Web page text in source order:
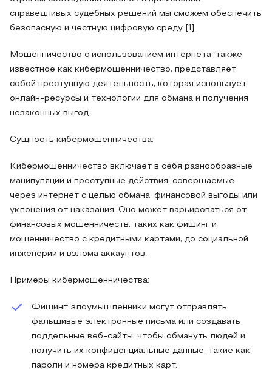
справедливых судебных решений мы сможем обеспечить
безопасную и честную цифровую среду [1].
Мошенничество с использованием интернета, также
известное как кибермошенничество, представляет
собой преступную деятельность, которая использует
онлайн-ресурсы и технологии для обмана и получения
незаконных выгод.
Сущность кибермошенничества:
Кибермошенничество включает в себя разнообразные
манипуляции и преступные действия, совершаемые
через интернет с целью обмана, финансовой выгоды или
уклонения от наказания. Оно может варьироваться от
финансовых мошенничеств, таких как фишинг и
мошенничество с кредитными картами, до социальной
инженерии и взлома аккаунтов.
Примеры кибермошенничества:
Фишинг: злоумышленники могут отправлять
фальшивые электронные письма или создавать
поддельные веб-сайты, чтобы обмануть людей и
получить их конфиденциальные данные, такие как
пароли и номера кредитных карт.